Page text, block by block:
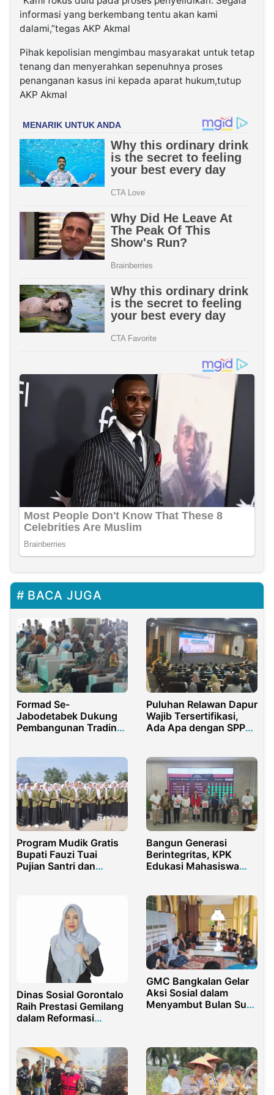
informasi yang berkembang tentu akan kami
dalami,”tegas AKP Akmal
Pihak kepolisian mengimbau masyarakat untuk tetap
tenang dan menyerahkan sepenuhnya proses
penanganan kasus ini kepada aparat hukum,tutup
AKP Akmal
BACA JUGA
Formad Se-
Jabodetabek Dukung
Pembangunan Trading
Puluhan Relawan Dapur
Wajib Tersertifikasi,
Ada Apa dengan SPPG
Program Mudik Gratis
Bupati Fauzi Tuai
Pujian Santri dan
Bangun Generasi
Berintegritas, KPK
Edukasi Mahasiswa
Dinas Sosial Gorontalo
Raih Prestasi Gemilang
dalam Reformasi
GMC Bangkalan Gelar
Aksi Sosial dalam
Menyambut Bulan Suci